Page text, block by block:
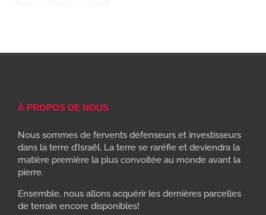
À PROPOS DE NOUS
Nous sommes de fervents défenseurs et investisseurs
dans la terre d’Israël. La terre se raréfie et deviendra la
matière première la plus convoitée au monde avant la
pierre.
Ensemble, nous allons acquérir les dernières parcelles
de terrain encore disponibles!